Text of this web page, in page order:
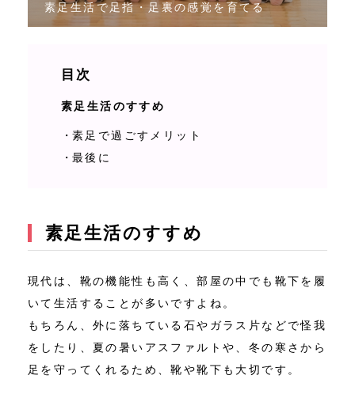
アクセス
素足生活で足指・足裏の感覚を育てる
目次
素足生活のすすめ
素足で過ごすメリット
最後に
素足生活のすすめ
現代は、靴の機能性も高く、部屋の中でも靴下を履
いて生活することが多いですよね。
もちろん、外に落ちている石やガラス片などで怪我
をしたり、夏の暑いアスファルトや、冬の寒さから
足を守ってくれるため、靴や靴下も大切です。